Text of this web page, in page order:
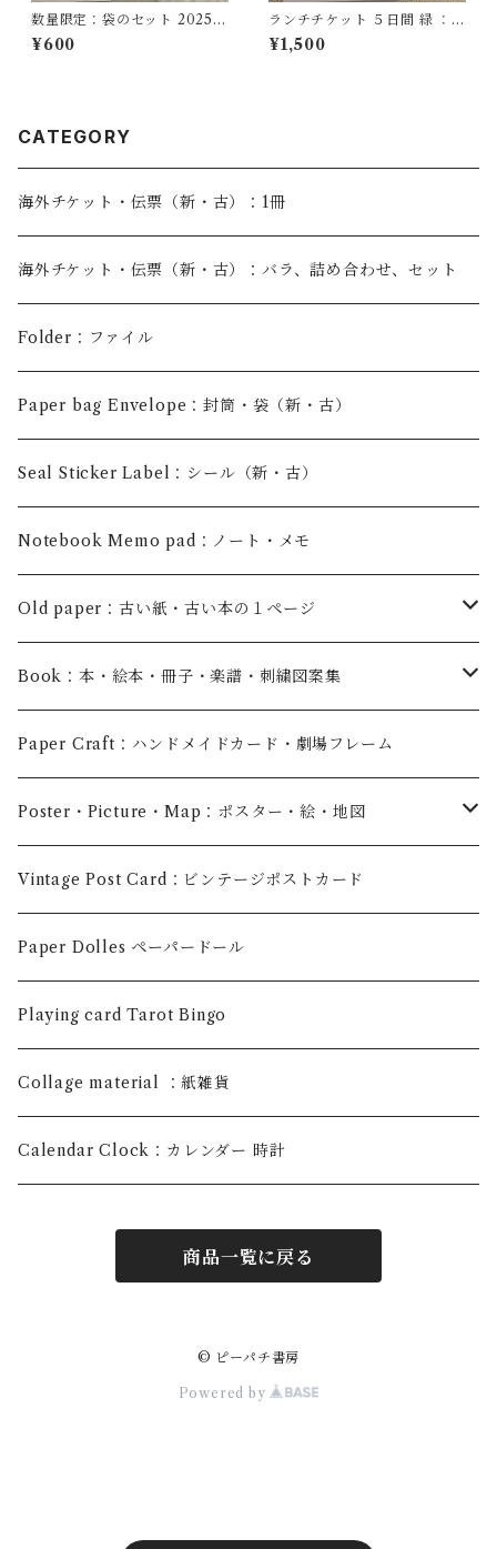
数量限定：袋のセット 2025年
10月バージョン （パターン
１）
¥600
ランチチケット ５日間 緑 ：ハ
ンガリー チケット 伝票 チケッ
トブック ナンバリング 切れ目
¥1,500
CATEGORY
海外チケット・伝票（新・古）：1冊
海外チケット・伝票（新・古）：バラ、詰め合わせ、セット
Folder：ファイル
Paper bag Envelope：封筒・袋（新・古）
Seal Sticker Label：シール（新・古）
Notebook Memo pad：ノート・メモ
Old paper：古い紙・古い本の１ページ
old books：古い紙
1p：古い本の１ページ
Book：本・絵本・冊子・楽譜・刺繍図案集
Books：本
民族衣装の本
Picture Books：絵本
Leaflet：冊子
Musical Score：楽譜
Embroidery Pattern：刺繍図案集
Paper Craft：ハンドメイドカード・劇場フレーム
Poster・Picture・Map：ポスター・絵・地図
poster・ポスター
picture・絵
picture book 1p・古い絵本の１ページ
map・地図
Vintage Post Card：ビンテージポストカード
Paper Dolles ペーパードール
Playing card Tarot Bingo
Collage material ：紙雑貨
Calendar Clock：カレンダー 時計
商品一覧に戻る
© ピーパチ書房
Powered by